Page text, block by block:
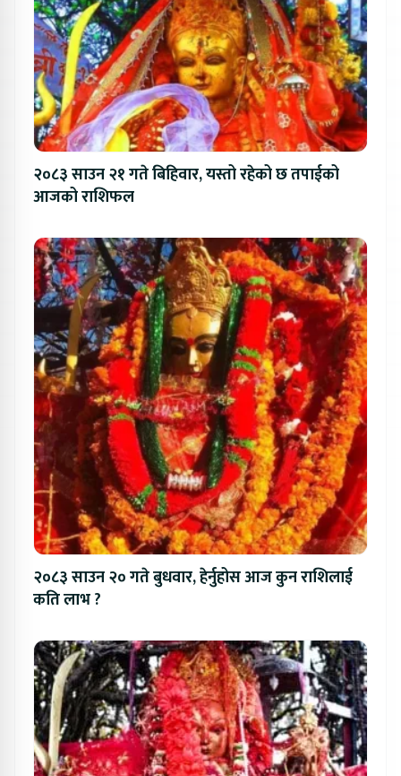
२०८३ साउन २१ गते बिहिवार, यस्तो रहेको छ तपाईको
आजको राशिफल
२०८३ साउन २० गते बुधवार, हेर्नुहोस आज कुन राशिलाई
कति लाभ ?